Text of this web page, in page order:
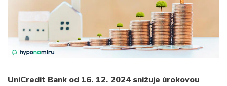
UniCredit Bank od 16. 12. 2024 snižuje úrokovou